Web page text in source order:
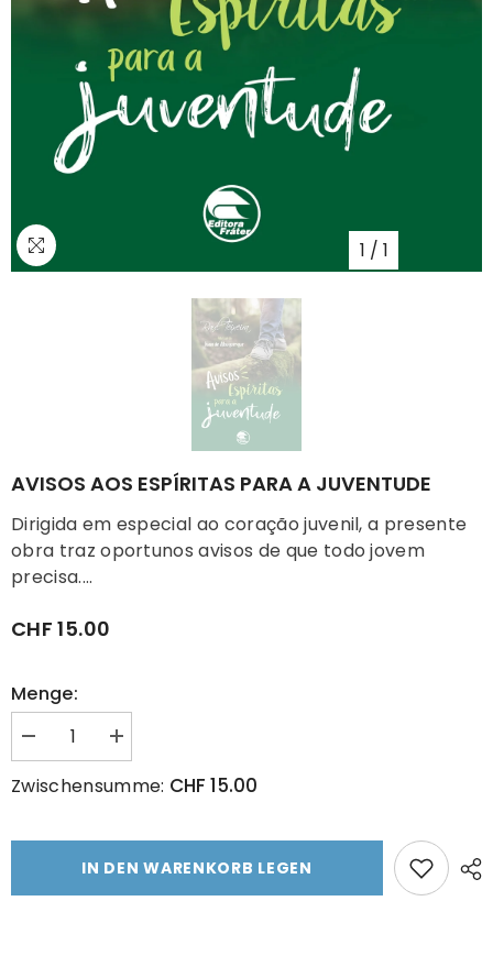
1 / 1
AVISOS AOS ESPÍRITAS PARA A JUVENTUDE
Dirigida em especial ao coração juvenil, a presente
obra traz oportunos avisos de que todo jovem
precisa....
CHF 15.00
Menge:
verringern
für
AVISOS
PARA
JUVENTUDE
Menge
erhöhen
AVISOS
PARA
A
JUVENTUDE
Zwischensumme: CHF 15.00
IN DEN WARENKORB LEGEN